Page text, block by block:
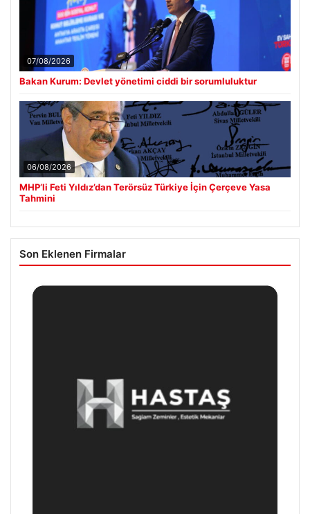
07/08/2026
Bakan Kurum: Devlet yönetimi ciddi bir sorumluluktur
06/08/2026
MHP’li Feti Yıldız’dan Terörsüz Türkiye İçin Çerçeve Yasa
Tahmini
Son Eklenen Firmalar